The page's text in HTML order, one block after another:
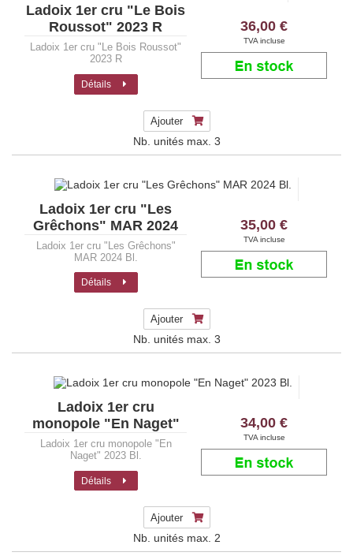
Ladoix 1er cru "Le Bois
Roussot" 2023 R
Ladoix 1er cru "Le Bois Roussot"
2023 R
Détails
36,00 €
TVA incluse
Ajouter
Nb. unités max. 3
Ladoix 1er cru "Les
Grêchons" MAR 2024
Bl.
Ladoix 1er cru "Les Grêchons"
MAR 2024 Bl.
Détails
35,00 €
TVA incluse
Ajouter
Nb. unités max. 3
Ladoix 1er cru
monopole "En Naget"
2023 Bl.
Ladoix 1er cru monopole "En
Naget" 2023 Bl.
Détails
34,00 €
TVA incluse
Ajouter
Nb. unités max. 2